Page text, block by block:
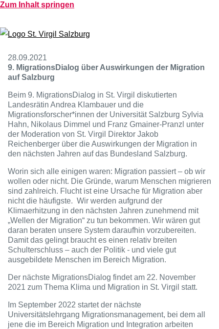
Zum Inhalt springen
Konferenz
28.09.2021
9. MigrationsDialog über Auswirkungen der Migration
auf Salzburg
Beim 9. MigrationsDialog in St. Virgil diskutierten
Landesrätin Andrea Klambauer und die
Migrationsforscher*innen der Universität Salzburg Sylvia
Hahn, Nikolaus Dimmel und Franz Gmainer-Pranzl unter
der Moderation von St. Virgil Direktor Jakob
Reichenberger über die Auswirkungen der Migration in
den nächsten Jahren auf das Bundesland Salzburg.
Worin sich alle einigen waren: Migration passiert – ob wir
wollen oder nicht. Die Gründe, warum Menschen migrieren
sind zahlreich. Flucht ist eine Ursache für Migration aber
nicht die häufigste. Wir werden aufgrund der
Klimaerhitzung in den nächsten Jahren zunehmend mit
„Wellen der Migration“ zu tun bekommen. Wir wären gut
daran beraten unsere System daraufhin vorzubereiten.
Damit das gelingt braucht es einen relativ breiten
Schulterschluss – auch der Politik - und viele gut
ausgebildete Menschen im Bereich Migration.
Der nächste MigrationsDialog findet am 22. November
2021 zum Thema Klima und Migration in St. Virgil statt.
Im September 2022 startet der nächste
Universitätslehrgang Migrationsmanagement, bei dem all
jene die im Bereich Migration und Integration arbeiten